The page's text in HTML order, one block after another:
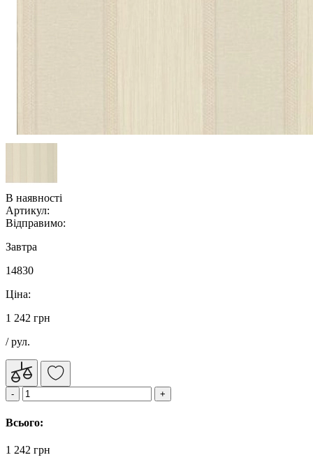
В наявності
Артикул:
Відправимо:
Завтра
14830
Ціна:
1 242 грн
/ рул.
Всього:
1 242 грн